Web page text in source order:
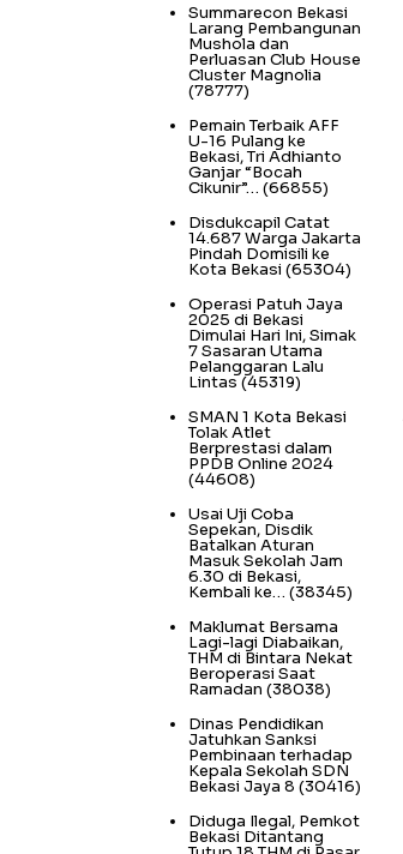
Summarecon Bekasi
Larang Pembangunan
Mushola dan
Perluasan Club House
Cluster Magnolia
(78777)
Pemain Terbaik AFF
U-16 Pulang ke
Bekasi, Tri Adhianto
Ganjar “Bocah
Cikunir”… (66855)
Disdukcapil Catat
14.687 Warga Jakarta
Pindah Domisili ke
Kota Bekasi (65304)
Operasi Patuh Jaya
2025 di Bekasi
Dimulai Hari Ini, Simak
7 Sasaran Utama
Pelanggaran Lalu
Lintas(45319)
SMAN 1 Kota Bekasi
Tolak Atlet
Berprestasi dalam
PPDB Online 2024
(44608)
Usai Uji Coba
Sepekan, Disdik
Batalkan Aturan
Masuk Sekolah Jam
6.30 di Bekasi,
Kembali ke… (38345)
Maklumat Bersama
Lagi-lagi Diabaikan,
THM di Bintara Nekat
Beroperasi Saat
Ramadan (38038)
Dinas Pendidikan
Jatuhkan Sanksi
Pembinaan terhadap
Kepala Sekolah SDN
Bekasi Jaya 8 (30416)
Diduga Ilegal, Pemkot
Bekasi Ditantang